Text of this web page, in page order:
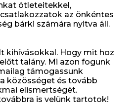
ötleteitekkel,
az önkéntes
bárki számára nyitva áll.
kihívásokkal. Hogy mit hoz
talány. Mi azon fogunk
támogassunk
közösséget és tovább
elismertségét.
is velünk tartotok!